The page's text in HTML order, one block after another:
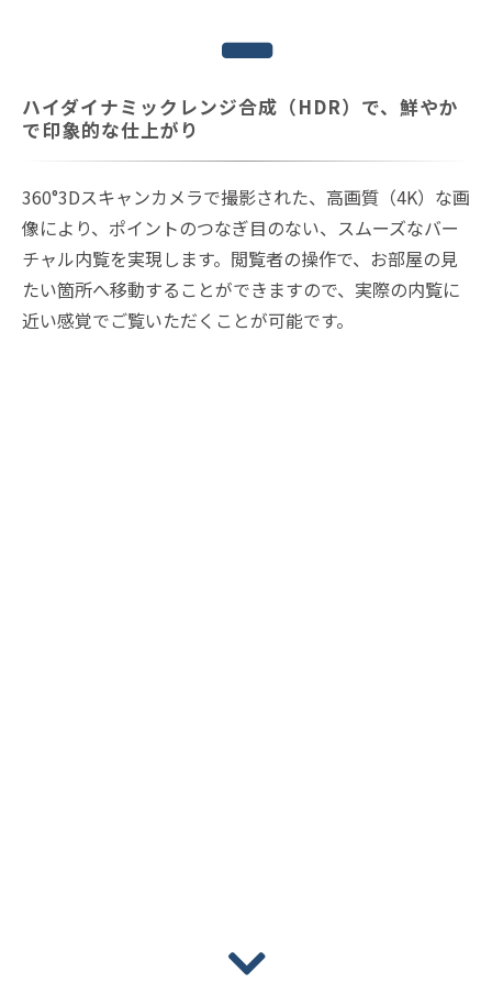
ハイダイナミックレンジ合成（HDR）で、鮮やか
で印象的な仕上がり
360°3Dスキャンカメラで撮影された、高画質（4K）な画
像により、ポイントのつなぎ目のない、スムーズなバー
チャル内覧を実現します。閲覧者の操作で、お部屋の見
たい箇所へ移動することができますので、実際の内覧に
近い感覚でご覧いただくことが可能です。